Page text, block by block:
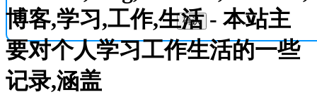
博客,学习,工作,生活 - 本站主
要对个人学习工作生活的一些
记录,涵盖
确认